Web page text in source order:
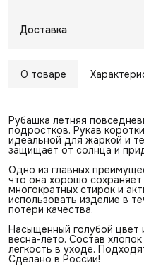
Доставка
О товаре
Рубашка летняя
подростков. Рукав
идеальной для жаркой и
защищает от солнца и
Одно из главных
что она хорошо
многократных стирок и
использовать изделие в
потери качества.
Насыщенный голубой цвет
весна-лето. Состав
легкость в уходе.
Сделано в России!